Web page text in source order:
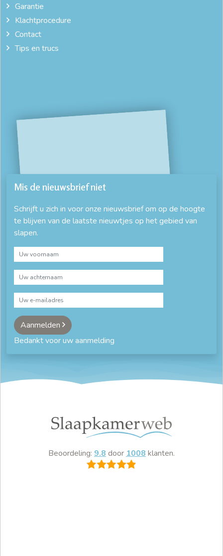
Garantie
Klachtprocedure
Contact
Tips en trucs
Mis de nieuwsbrief niet
Schrijft u zich in voor onze nieuwsbrief om op de hoogte
te blijven van de laatste nieuwtjes op het gebied van
slapen.
Aanmelden
Bedankt voor uw aanmelding
Beoordeling: 9.8 door 1008 klanten.